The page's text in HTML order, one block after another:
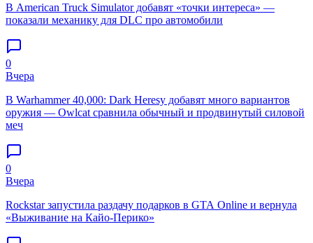
В American Truck Simulator добавят «точки интереса» —
показали механику для DLC про автомобили
0
Вчера
В Warhammer 40,000: Dark Heresy добавят много вариантов
оружия — Owlcat сравнила обычный и продвинутый силовой
меч
0
Вчера
Rockstar запустила раздачу подарков в GTA Online и вернула
«Выживание на Кайо-Перико»